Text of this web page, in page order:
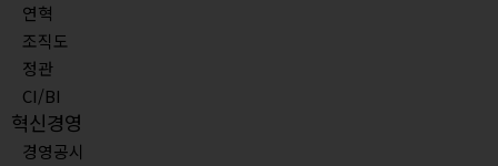
연혁
조직도
정관
CI/BI
혁신경영
경영공시